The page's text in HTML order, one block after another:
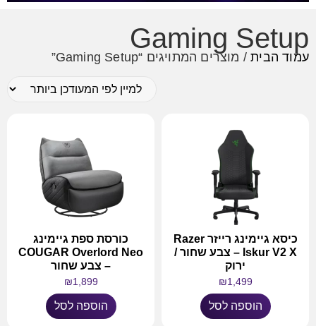
Gaming Setup
עמוד הבית/ מוצרים המתויגים “Gaming Setup”
כיסא גיימינג רייזר Razer
Iskur V2 X – צבע שחור /
ירוק
₪1,499
הוספה לסל
‏כורסת ספת גיימינג
COUGAR Overlord Neo
– צבע שחור
₪1,899
הוספה לסל